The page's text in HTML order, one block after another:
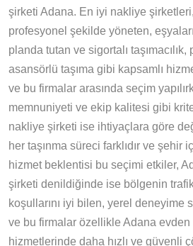
şirketi Adana. En iyi nakliye şirketleri,
profesyonel şekilde yöneten,
planda tutan ve sigortalı
asansörlü taşıma gibi kapsamlı
ve bu firmalar arasında seçim
memnuniyeti ve ekip kalitesi gibi
nakliye şirketi ise ihtiyaçlara göre
her taşınma süreci farklıdır ve şehir
hizmet beklentisi bu seçimi etkiler,
şirketi denildiğinde ise bölgenin trafik
koşullarını iyi bilen, yerel deneyime
ve bu firmalar özellikle Adana
hizmetlerinde daha hızlı ve güvenli